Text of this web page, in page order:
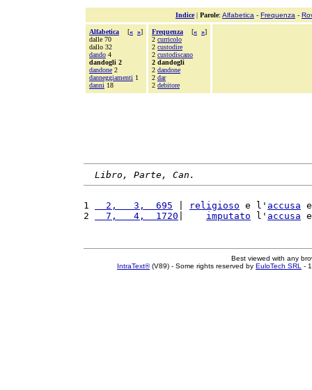
Indice| Parole: Alfabetica - Frequenza -
Alfabetica [« »]
dalle 70
dallo 32
dando 4
dandogli 2
dandone 2
danneggiamenti 1
danni 18
Frequenza [« »]
2 curricolo
2 custodire
2 custodiscano
2 dandogli
2 dandone
2 dar
2 debitore
Libro, Parte, Can.
1
  2,   3,  695
religioso e l' accusa
2
  7,   4,  1720
imputato l' accusa
Best viewed with any
IntraText®(V89) - Some rights reserved by EuloTech SRL -